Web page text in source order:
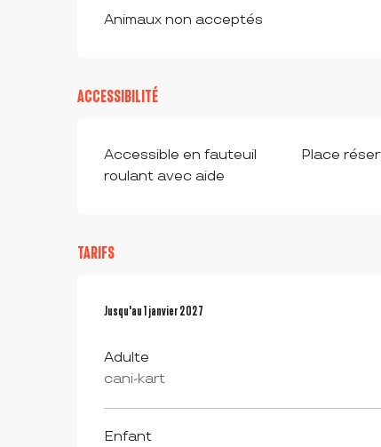
Animaux non acceptés
ACCESSIBILITÉ
Accessible en fauteuil
roulant avec aide
Place
TARIFS
Du1 janvier 2026au1 janvier 2027
Jusqu'au1 janvier 2027
Adulte
cani-kart
Enfant